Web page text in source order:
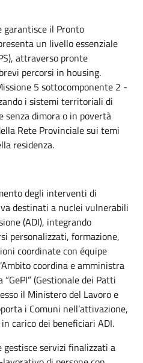
garantisce il Pronto
un livello essenziale
attraverso pronte
percorsi in housing.
5 sottocomponente 2 -
i sistemi territoriali di
senza dimora o in povertà
Rete Provinciale sui temi
residenza.
degli interventi di
destinati a nuclei vulnerabili
(ADI), integrando
personalizzati, formazione,
coordinate con équipe
coordina e amministra
(Gestionale dei Patti
il Ministero del Lavoro e
i Comuni nell’attivazione,
carico dei beneficiari ADI.
gestisce servizi finalizzati a